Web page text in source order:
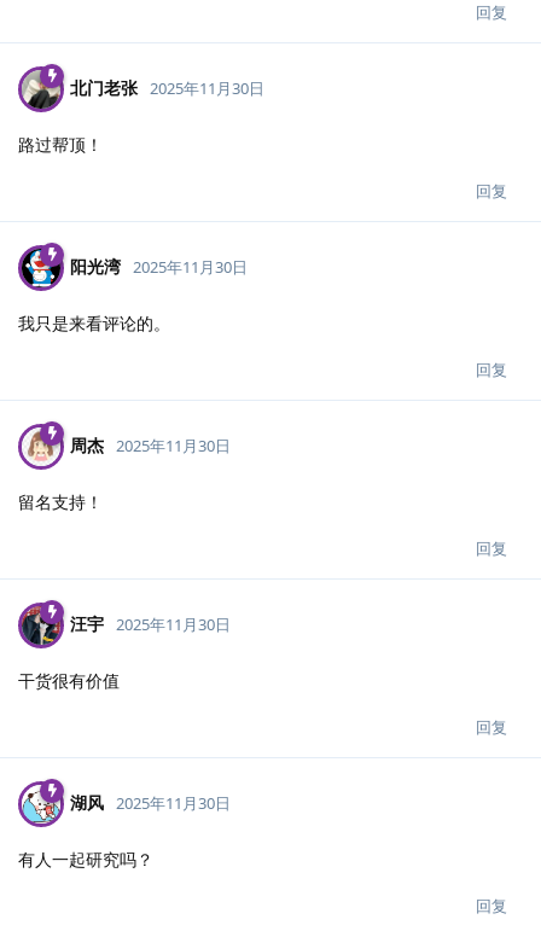
回复
北门老张 2025年11月30日
路过帮顶！
回复
阳光湾 2025年11月30日
我只是来看评论的。
回复
周杰 2025年11月30日
留名支持！
回复
汪宇 2025年11月30日
干货很有价值
回复
湖风 2025年11月30日
有人一起研究吗？
回复